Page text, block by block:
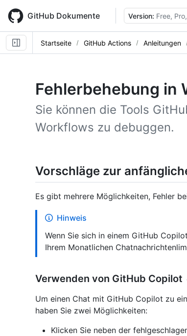
main
content
GitHub Dokumente Version: Free,
Startseite GitHub Actions Anleitungen
Fehlerbehebung in
Sie können die Tools
Workflows zu debuggen.
Vorschläge zur
Es gibt mehrere Möglichkeiten, Fehler
Hinweis
Wenn Sie sich in einem GitHub
Ihrem Monatlichen
Verwenden von GitHub Copilot
Um einen Chat mit GitHub Copilot zu
haben Sie zwei Möglichkeiten:
Klicken Sie neben der